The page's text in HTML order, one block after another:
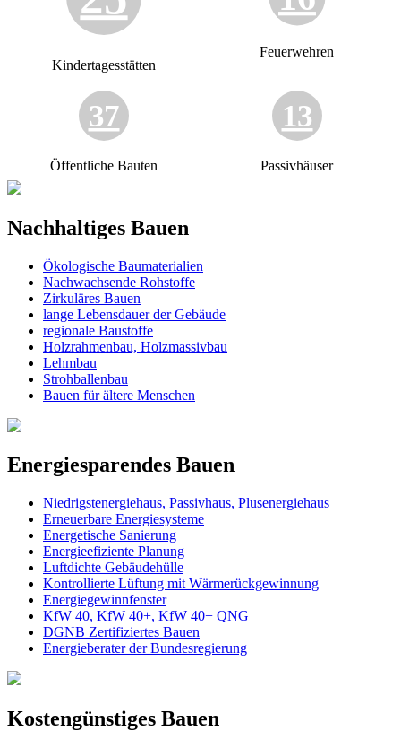
Kindertagesstätten
Feuerwehren
37
Öffentliche Bauten
13
Passivhäuser
Nachhaltiges Bauen
Ökologische Baumaterialien
Nachwachsende Rohstoffe
Zirkuläres Bauen
lange Lebensdauer der Gebäude
regionale Baustoffe
Holzrahmenbau, Holzmassivbau
Lehmbau
Strohballenbau
Bauen für ältere Menschen
Energiesparendes Bauen
Niedrigstenergiehaus, Passivhaus, Plusenergiehaus
Erneuerbare Energiesysteme
Energetische Sanierung
Energieefiziente Planung
Luftdichte Gebäudehülle
Kontrollierte Lüftung mit Wärmerückgewinnung
Energiegewinnfenster
KfW 40, KfW 40+, KfW 40+ QNG
DGNB Zertifiziertes Bauen
Energieberater der Bundesregierung
Kostengünstiges Bauen